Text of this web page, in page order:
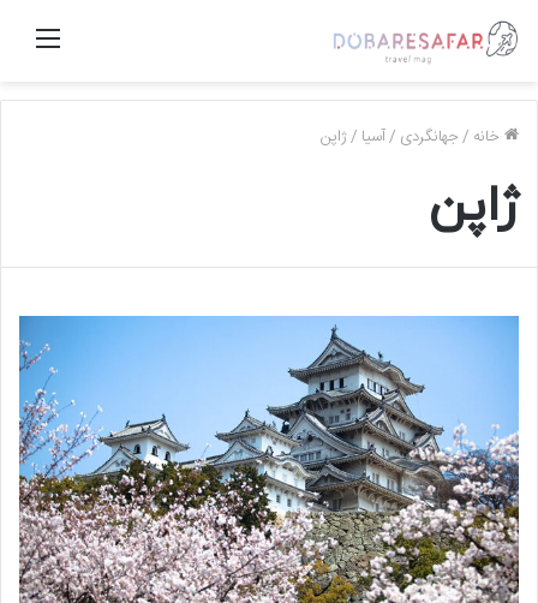
منو
خانه /جهانگردی /آسیا /ژاپن
ژاپن